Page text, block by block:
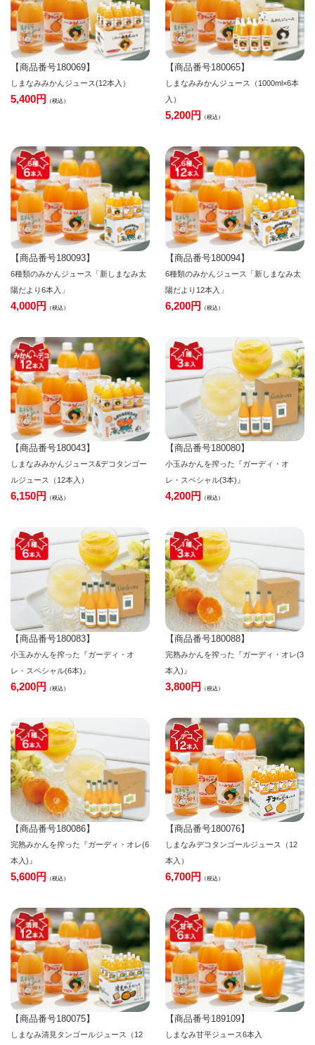
【商品番号180069】
しまなみみかんジュース(12本入）
5,400 税込
【商品番号180065】
しまなみみかんジュース（1000ml×6本
入）
5,200 税込
【商品番号180093】
6種類のみかんジュース「新しまなみ太
陽だより6本入」
4,000 税込
【商品番号180094】
6種類のみかんジュース「新しまなみ太
陽だより12本入」
6,200 税込
【商品番号180043】
しまなみみかんジュース&デコタンゴー
ルジュース（12本入）
6,150 税込
【商品番号180080】
小玉みかんを搾った『ガーディ・オ
レ・スペシャル(3本)』
4,200 税込
【商品番号180083】
小玉みかんを搾った『ガーディ・オ
レ・スペシャル(6本)』
6,200 税込
【商品番号180088】
完熟みかんを搾った『ガーディ・オレ(3
本入)』
3,800 税込
【商品番号180086】
完熟みかんを搾った『ガーディ・オレ(6
本入)』
5,600 税込
【商品番号180076】
しまなみデコタンゴールジュース（12
本入）
6,700 税込
【商品番号180075】
しまなみ清見タンゴールジュース（12
【商品番号189109】
しまなみ甘平ジュース6本入